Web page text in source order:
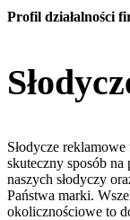
Profil działalności
Słodycze
skuteczny sposób
naszych słodyczy
Państwa marki.
okolicznościowe to